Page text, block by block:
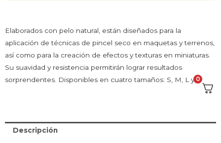
Elaborados con pelo natural, están diseñados para la
aplicación de técnicas de pincel seco en maquetas y terrenos,
así como para la creación de efectos y texturas en miniaturas.
Su suavidad y resistencia permitirán lograr resultados
sorprendentes. Disponibles en cuatro tamaños: S, M, L y XL.
Descripción
0